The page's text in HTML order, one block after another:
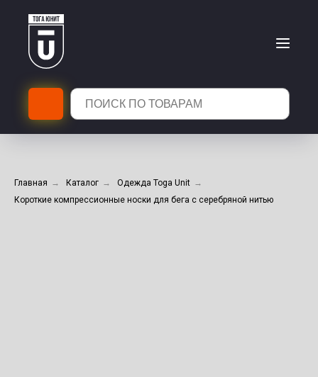
Главная → Каталог → Одежда Toga Unit →
Короткие компрессионные носки для бега с серебряной нитью